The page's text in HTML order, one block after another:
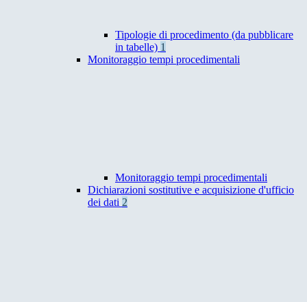
Tipologie di procedimento (da pubblicare
in tabelle) 1
Monitoraggio tempi procedimentali
Monitoraggio tempi procedimentali
Dichiarazioni sostitutive e acquisizione d'ufficio
dei dati 2